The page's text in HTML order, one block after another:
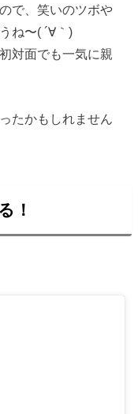
で、笑いのツボや
ね〜( ´∀｀)
対面でも一気に親
たかもしれません
！